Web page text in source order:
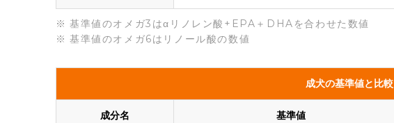
基準値のオメガ3はαリノレン酸+EPA＋DHAを合わせた数値
基準値のオメガ6はリノール酸の数値
成犬の基準値と比較
成分名 基準値